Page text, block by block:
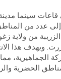
سينما مدينة
إلى عدد من
من ولاية
ويهدف هذا
الجماهيرية،
الحضرية